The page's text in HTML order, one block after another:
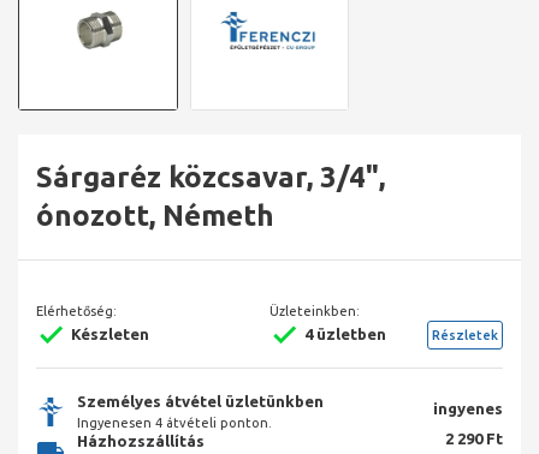
Sárgaréz közcsavar, 3/4",
ónozott, Németh
Elérhetőség:
Készleten
Üzleteinkben:
4 üzletben Részletek
Személyes átvétel üzletünkben
Ingyenesen 4 átvételi ponton.
ingyenes
Házhozszállítás
2 290 Ft